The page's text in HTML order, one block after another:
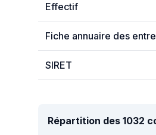
Effectif
Fiche annuaire des
SIRET
Répartition des 1032